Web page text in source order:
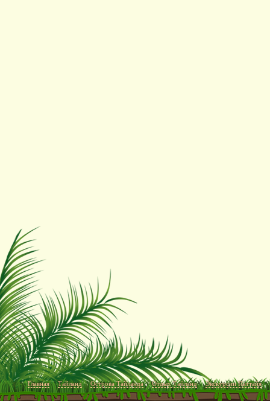
Главная Тайланд Острова Тайланда Отдых Тайланд Экскурсии Паттайя